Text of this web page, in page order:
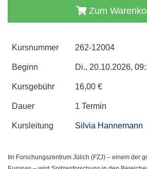
Zum
Kursnummer 262-12004
Beginn Di., 20.10.2026,
Kursgebühr 16,00 €
Dauer 1 Termin
Kursleitung Silvia Hannemann
Im Forschungszentrum Jülich (FZJ) – einem der